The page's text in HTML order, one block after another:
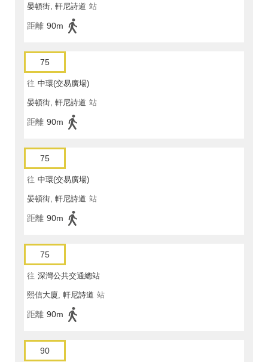
晏頓街, 軒尼詩道 站
距離 90m
75
往 中環(交易廣場)
晏頓街, 軒尼詩道 站
距離 90m
75
往 中環(交易廣場)
晏頓街, 軒尼詩道 站
距離 90m
75
往 深灣公共交通總站
熙信大廈, 軒尼詩道 站
距離 90m
90